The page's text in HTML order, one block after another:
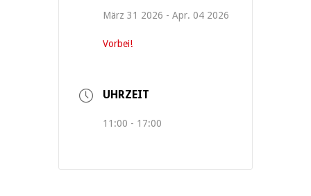
März 31 2026 - Apr. 04 2026
Vorbei!
UHRZEIT
11:00 - 17:00